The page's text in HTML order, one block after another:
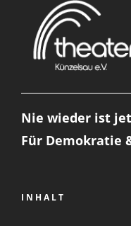
Nie wieder ist
Für Demokratie
INHALT